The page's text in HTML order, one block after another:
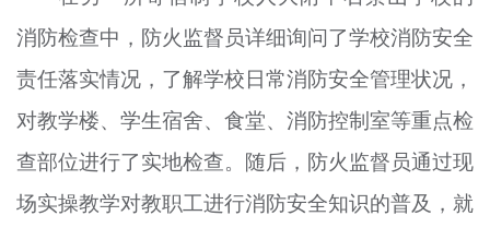
消防检查中，防火监督员详细询问了学校消防安全
责任落实情况，了解学校日常消防安全管理状况，
对教学楼、学生宿舍、食堂、消防控制室等重点检
查部位进行了实地检查。随后，防火监督员通过现
场实操教学对教职工进行消防安全知识的普及，就